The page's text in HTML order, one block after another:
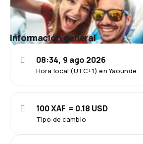
Información general
Hora local (UTC+1) en Yaounde
08:34, 9 ago 2026
Tipo de cambio
100 XAF = 0.18 USD